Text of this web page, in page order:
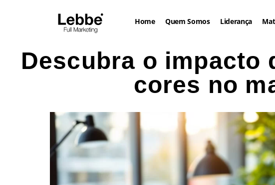
Home Quem Somos Liderança
Descubra o impacto
cores no